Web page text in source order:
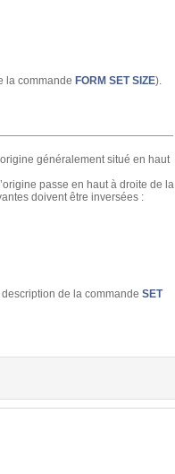
la commande FORM SET SIZE).
généralement situé en haut
passe en haut à droite de la
doivent être inversées :
de la commande SET